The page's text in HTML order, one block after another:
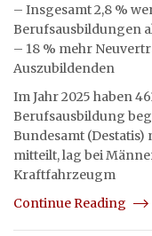
– Insgesamt 2,8 %
Berufsausbildungen
– 18 % mehr
Auszubildenden
Im Jahr 2025 haben
Berufsausbildung
Bundesamt
mitteilt, lag bei
Kraftfahrzeugm
Continue Reading